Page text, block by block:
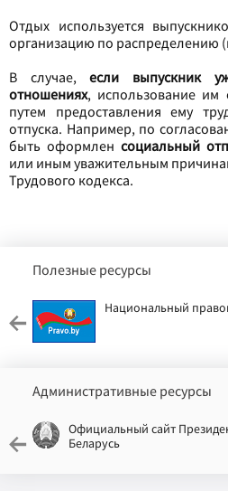
Отдых используется
организацию по распределению
В случае,если
выпускник
отношениях, использование им
путем предоставления ему
отпуска. Например, по
быть оформлен социальный
или иным уважительным
Трудового кодекса.
Полезные ресурсы
Национальный
Административные ресурсы
Официальный сайт
Беларусь